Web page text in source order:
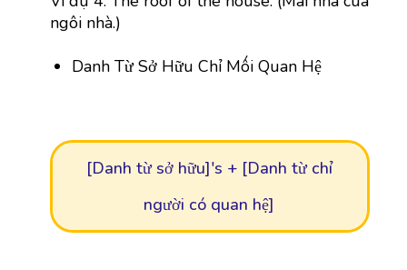
ngôi nhà.)
Danh Từ Sở Hữu Chỉ Mối Quan Hệ
[Danh từ sở hữu]'s + [Danh từ chỉ
người có quan hệ]